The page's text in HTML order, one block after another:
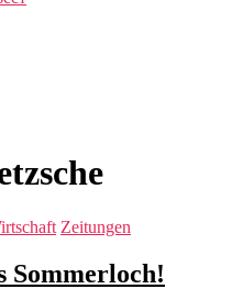
Zeitungen
Sommerloch!